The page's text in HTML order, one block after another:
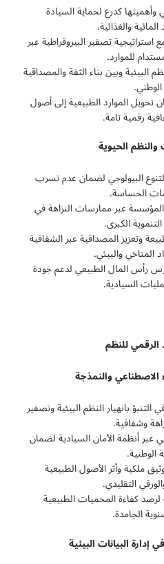
كدرع لحماية السيادة
والغذائية.
استراتيجية تصفير البيروقراطية عبر
للموارد.
البيئية وبين بناء الثقة والمصداقية
الموارد الطبيعية إلى أصول
رقمية تامة.
الحيوية
البيولوجي لضمان عدم تسرب
الحساسة.
عبر ممارسات النزاهة في
الكبرى.
وتعزيز المصداقية عبر الشفافية
والبيئي.
رأس المال الطبيعي لدعم جودة
السيادية.
للنظم
الاصطناعي والنمذجة
بانهيار النظم البيئية وتصفير
وشفافية.
عبر أنظمة الأمان السيادية لضمان
الوطنية.
ملكية وأثر الأصول الطبيعية
التقليدي.
كفاءة المحميات الطبيعية
الجامدة.
البيانات البيئية